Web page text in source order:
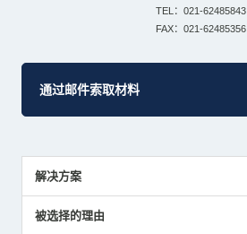
TEL：021-62485843
FAX：021-62485356
通过邮件索取材料
解决方案
解决方案建议
被选择的理由